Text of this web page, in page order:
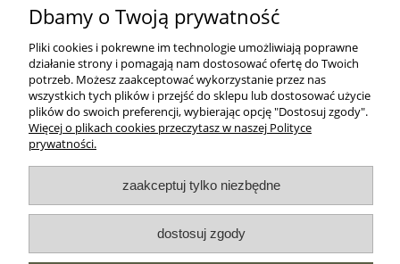
MOROWO
WSZELKIE PRAWA ZASTRZEŻONE MOROWO © 2018
realizacja:
pokaż pełną wersję strony
NASZE ODZNAKI
Dbamy o Twoją prywatność
Pliki cookies i pokrewne im technologie umożliwiają poprawne
działanie strony i pomagają nam dostosować ofertę do Twoich
potrzeb. Możesz zaakceptować wykorzystanie przez nas
wszystkich tych plików i przejść do sklepu lub dostosować użycie
plików do swoich preferencji, wybierając opcję "Dostosuj zgody".
Więcej o plikach cookies przeczytasz w naszej Polityce
prywatności.
zaakceptuj tylko niezbędne
dostosuj zgody